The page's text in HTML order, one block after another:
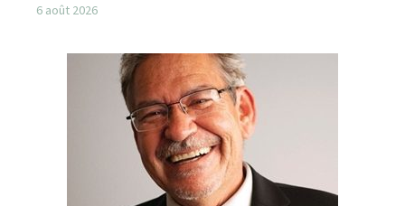
6 août 2026